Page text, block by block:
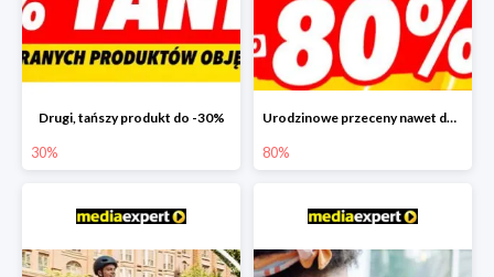
Drugi, tańszy produkt do -30%
30%
Urodzinowe przeceny nawet do -80%
80%